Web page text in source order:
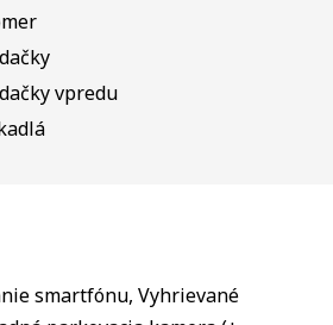
vpredu
smartfónu, Vyhrievané